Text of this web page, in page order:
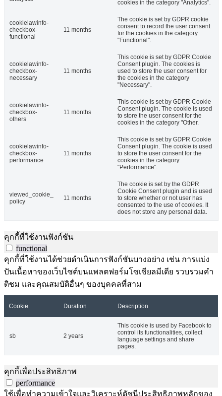
cookies in the category "Analytics".
cookielawinfo-
checkbox-
functional
11 months
The cookie is set by GDPR cookie
consent to record the user consent
for the cookies in the category
"Functional".
cookielawinfo-
checkbox-
necessary
11 months
This cookie is set by GDPR Cookie
Consent plugin. The cookies is
used to store the user consent for
the cookies in the category
"Necessary".
cookielawinfo-
checkbox-
others
11 months
This cookie is set by GDPR Cookie
Consent plugin. The cookie is used
to store the user consent for the
cookies in the category "Other.
cookielawinfo-
checkbox-
performance
11 months
This cookie is set by GDPR Cookie
Consent plugin. The cookie is used
to store the user consent for the
cookies in the category
"Performance".
viewed_cookie_
policy
11 months
The cookie is set by the GDPR
Cookie Consent plugin and is used
to store whether or not user has
consented to the use of cookies. It
does not store any personal data.
คุกกี้ที่ใช้งานฟังก์ชัน
functional
คุกกี้ที่ใช้งานได้ช่วยดำเนินการฟังก์ชันบางอย่าง เช่น การแบ่ง
ปันเนื้อหาของเว็บไซต์บนแพลตฟอร์มโซเชียลมีเดีย รวบรวมคำ
ติชม และคุณสมบัติอื่นๆ ของบุคคลที่สาม
Cookie Duration Description
sb 2 years
This cookie is used by Facebook to
control its functionalities, collect
language settings and share
pages.
คุกกี้เพื่อประสิทธิภาพ
performance
ใช้เพื่อทำความเข้าใจและวิเคราะห์ดัชนีประสิทธิภาพหลักของ